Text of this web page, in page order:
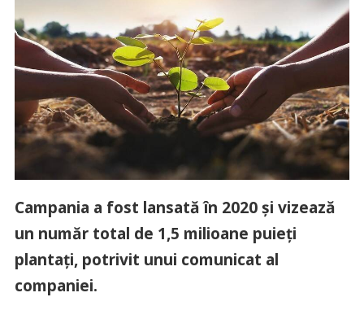
Campania a fost lansată în 2020 și vizează
un număr total de 1,5 milioane puieți
plantați, potrivit unui comunicat al
companiei.